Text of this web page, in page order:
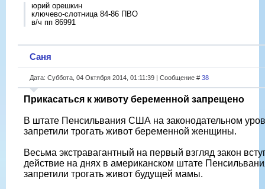
юрий орешкин
ключево-слотница 84-86 ПВО
в/ч пп 86991
Саня
Дата: Суббота, 04 Октября 2014, 01:11:39 | Сообщение # 38
Прикасаться к животу беременной запрещено
В штате Пенсильвания США на законодательном
запретили трогать живот беременной женщины.
Весьма экстравагантный на первый взгляд закон
действие на днях в американском штате
запретили трогать живот будущей мамы.